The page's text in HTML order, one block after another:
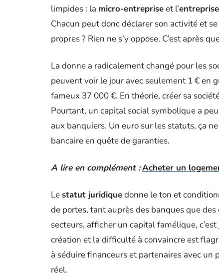
limpides : la micro-entrepriseet l’
Chacun peut donc déclarer son activité et
propres ? Rien ne s’y oppose. C’est après
La donne a radicalement changé pour les
peuvent voir le jour avec seulement 1 € en
fameux 37 000 €. En théorie, créer sa
Pourtant, un capital social symbolique a
aux banquiers. Un euro sur les statuts, ça
bancaire en quête de garanties.
A lire en complément :Acheter un
Le statut juridiquedonne le ton et
de portes, tant auprès des banques que
secteurs, afficher un capital famélique,
création et la difficulté à convaincre est
à séduire financeurs et partenaires avec
réel.